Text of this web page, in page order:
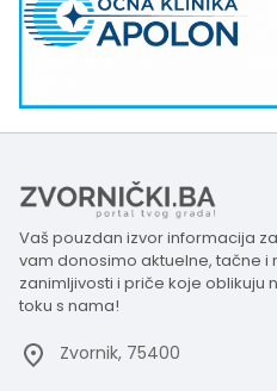
Vaš pouzdan izvor informacija
vam donosimo aktuelne, tačne i
zanimljivosti i priče koje oblikuju
toku s nama!
Zvornik, 75400